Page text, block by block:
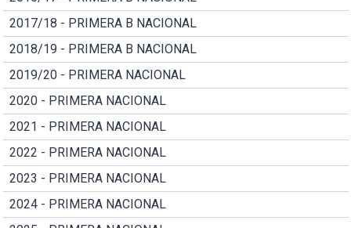
2017/18 - PRIMERA B NACIONAL
2018/19 - PRIMERA B NACIONAL
2019/20 - PRIMERA NACIONAL
2020 - PRIMERA NACIONAL
2021 - PRIMERA NACIONAL
2022 - PRIMERA NACIONAL
2023 - PRIMERA NACIONAL
2024 - PRIMERA NACIONAL